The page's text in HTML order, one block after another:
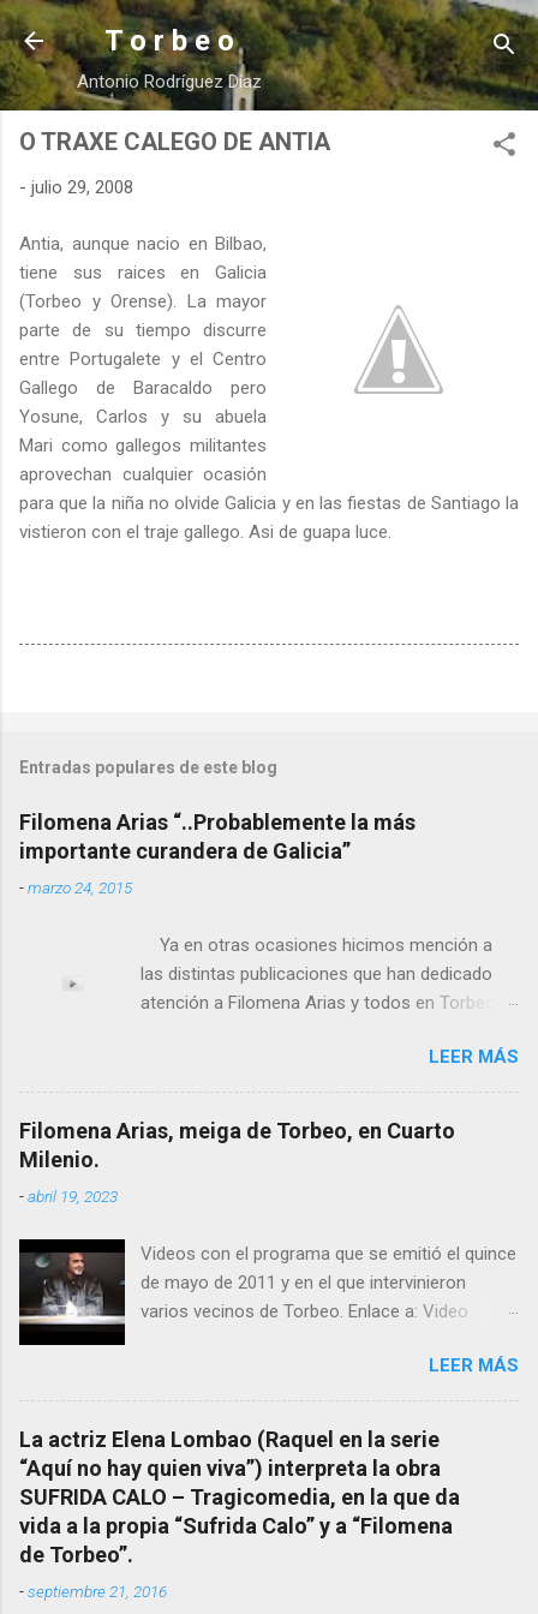
Ir al contenido principal
T o r b e o
Antonio Rodríguez Díaz
O TRAXE CALEGO DE ANTIA
- julio 29, 2008
Antia, aunque nacio en Bilbao,
tiene sus raices en Galicia
(Torbeo y Orense). La mayor
parte de su tiempo discurre
entre Portugalete y el Centro
Gallego de Baracaldo pero
Yosune, Carlos y su abuela
Mari como gallegos militantes
aprovechan cualquier ocasión
para que la niña no olvide Galicia y en las fiestas de Santiago la
vistieron con el traje gallego. Asi de guapa luce.
Entradas populares de este blog
Filomena Arias “..Probablemente la más
importante curandera de Galicia”
-marzo 24, 2015
Ya en otras ocasiones hicimos mención a
las distintas publicaciones que han dedicado
atención a Filomena Arias y todos en Torbeo
el pasado siglo tuvo esta “curandeira” por sus
“obras y milagros”, pero también como
excelente difusora del nombre de nuestro
pueblo, no en vano es reconocida por muchos
mención a ANTON PATIÑO REGUEIRA (ya
fallecido) cuyo empeño por estudiar y dar a
conocer a esta “sabia” y por ende a Torbeo no
También reproducimos integro el articulo que
en el año 2000 publico Ángel Arnaiz recogiendo
información de primera mano que le
suministraron David (nieto de Filomena) y
algunos vecinos mas del pueblo.
Dejamos para otro momento la ...
LEER MÁS
Filomena Arias, meiga de Torbeo, en Cuarto
Milenio.
-abril 19, 2023
Videos con el programa que se emitió el quince
de mayo de 2011 y en el que intervinieron
varios vecinos de Torbeo. Enlace a: Video
completo emitido en CUARTO MILENIO En
Facebook otra copia con mejor resolución:
Facebook CUARTO MILENIO - Filomena Arias.
LEER MÁS
La actriz Elena Lombao (Raquel en la serie
“Aquí no hay quien viva”) interpreta la obra
SUFRIDA CALO – Tragicomedia, en la que da
vida a la propia “Sufrida Calo” y a “Filomena
de Torbeo”.
-septiembre 21, 2016